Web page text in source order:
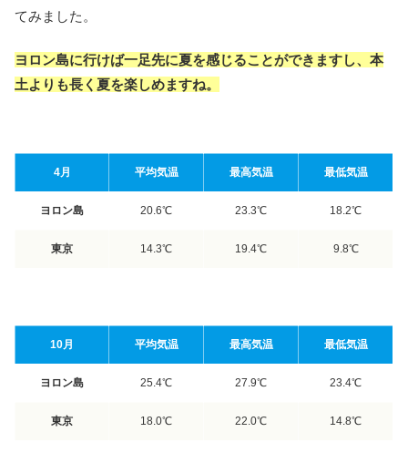
てみました。
ヨロン島に行けば一足先に夏を感じることができますし、本
土よりも長く夏を楽しめますね。
4月 平均気温 最高気温 最低気温
ヨロン島 20.6℃ 23.3℃ 18.2℃
東京 14.3℃ 19.4℃ 9.8℃
10月 平均気温 最高気温 最低気温
ヨロン島 25.4℃ 27.9℃ 23.4℃
東京 18.0℃ 22.0℃ 14.8℃